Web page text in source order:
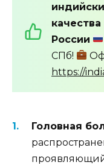
России
СПб!
https://
Головная